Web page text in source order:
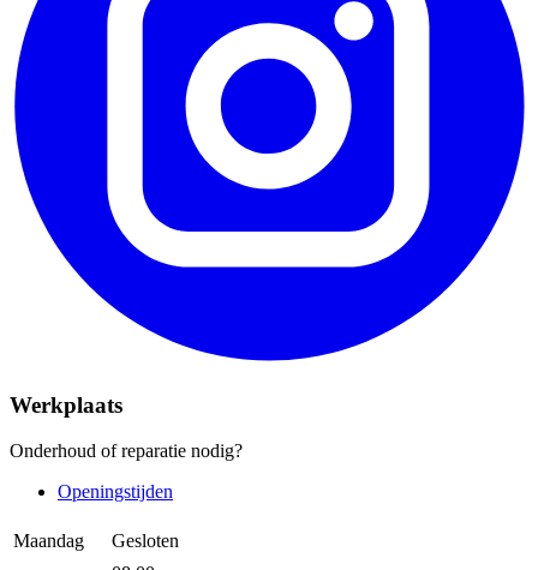
Werkplaats
Onderhoud of reparatie nodig?
Openingstijden
Maandag Gesloten